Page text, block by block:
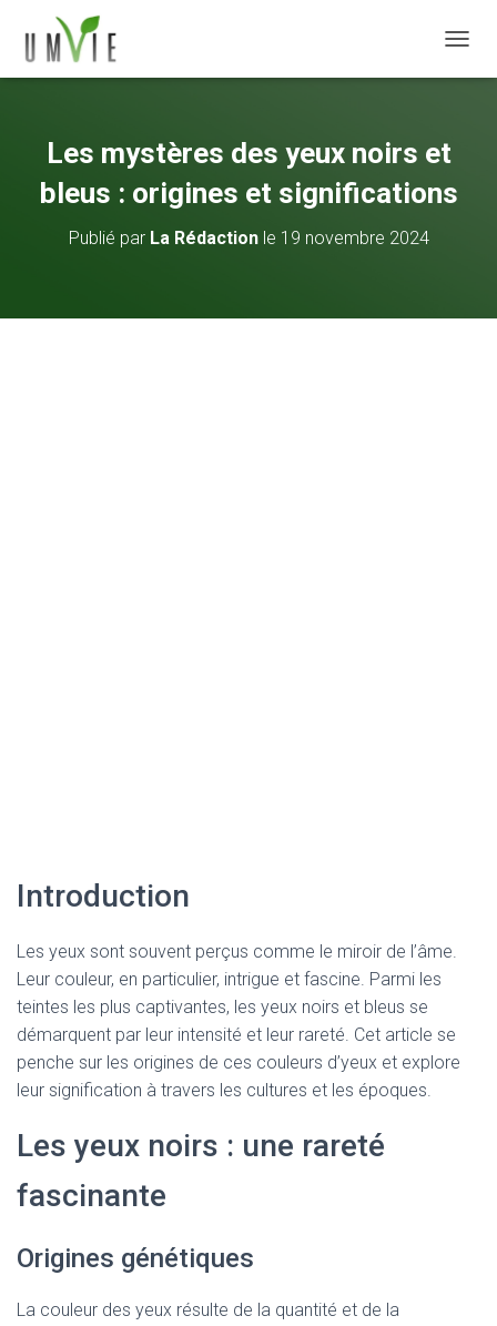
Les mystères des yeux noirs et
bleus : origines et significations
Publié par La Rédactionle 19 novembre 2024
Introduction
Les yeux sont souvent perçus comme le miroir de l’âme.
Leur couleur, en particulier, intrigue et fascine. Parmi les
teintes les plus captivantes, les yeux noirs et bleus se
démarquent par leur intensité et leur rareté. Cet article se
penche sur les origines de ces couleurs d’yeux et explore
leur signification à travers les cultures et les époques.
Les yeux noirs : une rareté
fascinante
Origines génétiques
La couleur des yeux résulte de la quantité et de la